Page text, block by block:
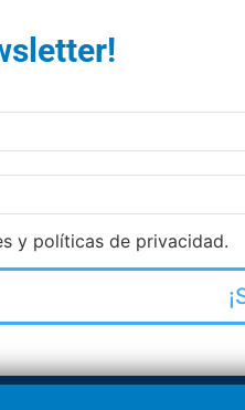
y políticas de privacidad.